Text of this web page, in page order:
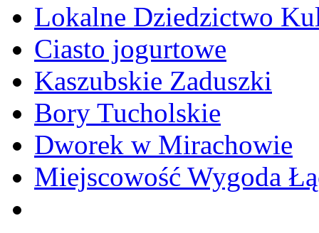
Lokalne Dziedzictwo
Ciasto jogurtowe
Kaszubskie Zaduszki
Bory Tucholskie
Dworek w Mirachowie
Miejscowość Wygoda